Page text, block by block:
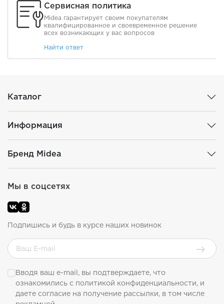
Сервисная политика
Midea гарантирует своим покупателям
квалифицированное и своевременное решение
всех возникающих у вас вопросов
Найти ответ
Каталог
Информация
Бренд Midea
Мы в соцсетях
Подпишись и будь в курсе наших новинок
Вводя ваш e-mail, вы подтверждаете, что
ознакомились с политикой конфиденциальности, и
даете согласие на получение рассылки, в том числе